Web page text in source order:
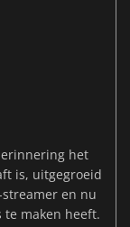
het
is, uitgegroeid
en nu
te maken heeft.